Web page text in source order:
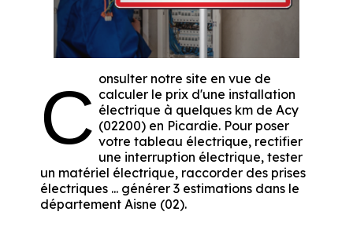
C onsulter notre site en vue de
calculer le prix d'une installation
électrique à quelques km de Acy
(02200) en Picardie. Pour poser
votre tableau électrique, rectifier
une interruption électrique, tester
un matériel électrique, raccorder des prises
électriques ... générer 3 estimations dans le
département Aisne (02).